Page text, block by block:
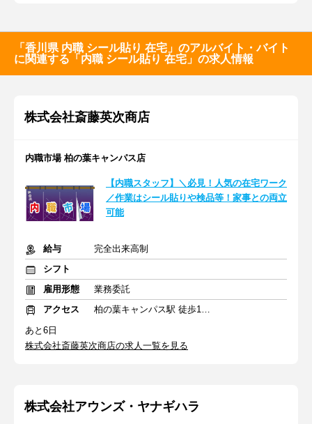
「香川県 内職 シール貼り 在宅」のアルバイト・バイト
に関連する「内職 シール貼り 在宅」の求人情報
株式会社斎藤英次商店
内職市場 柏の葉キャンパス店
【内職スタッフ】＼必見！人気の在宅ワーク
／作業はシール貼りや検品等！家事との両立
可能
給与
完全出来高制
シフト
雇用形態
業務委託
アクセス
柏の葉キャンパス駅 徒歩10分
あと6日
株式会社斎藤英次商店の求人一覧を見る
株式会社アウンズ・ヤナギハラ